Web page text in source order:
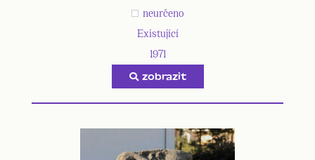
neurčeno
Existující
1971
zobrazit